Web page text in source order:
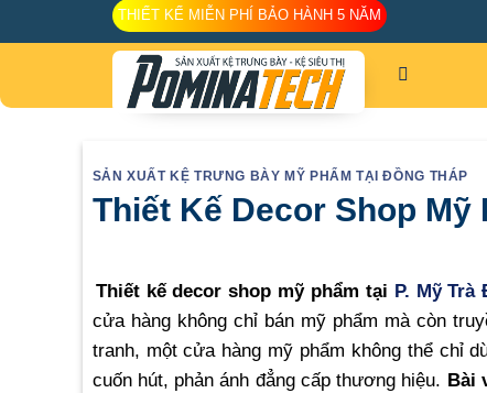
to
THIẾT KẾ MIỄN PHÍ BẢO HÀNH 5 NĂM
SẢN XUẤT KỆ TRƯNG BÀY MỸ PHẨM TẠI ĐỒNG THÁP
Thiết Kế Decor Shop Mỹ
Thiết kế decor shop mỹ phẩm tại P. Mỹ Trà
cửa hàng không chỉ bán mỹ phẩm mà còn
tranh, một cửa hàng mỹ phẩm không thể chỉ
cuốn hút, phản ánh đẳng cấp thương hiệu. Bài